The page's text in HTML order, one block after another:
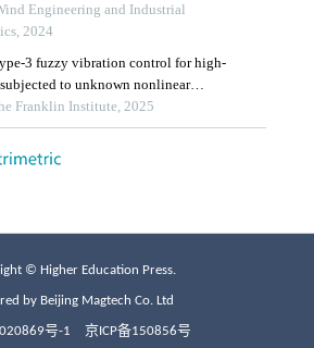
© Higher Education Press.
by Beijing Magtech Co. Ltd
号-1 京ICP备150856号